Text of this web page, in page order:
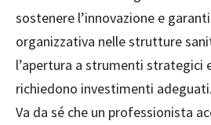
sostenere l’innovazione e
organizzativa nelle strutture
l’apertura a strumenti strategici
richiedono investimenti adeguati.
Va da sé che un professionista